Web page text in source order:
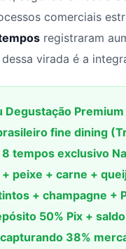
comerciais
registraram
virada é a
Degustação
fine dining
tempos exclusivo
peixe + carne +
+ champagne +
50% Pix +
38%